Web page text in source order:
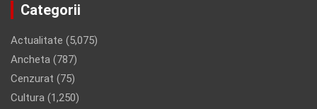
Categorii
Actualitate (5,075)
Ancheta (787)
Cenzurat (75)
Cultura (1,250)